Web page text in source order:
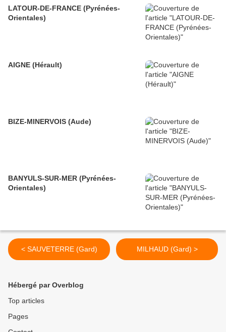
LATOUR-DE-FRANCE (Pyrénées-
Orientales)
AIGNE (Hérault)
BIZE-MINERVOIS (Aude)
BANYULS-SUR-MER (Pyrénées-
Orientales)
< SAUVETERRE (Gard) MILHAUD (Gard) >
Hébergé par Overblog
Top articles
Pages